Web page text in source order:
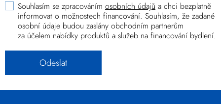
Souhlasím se zpracováním osobních údajů a chci bezplatně
informovat o možnostech financování. Souhlasím, že zadané
osobní údaje budou zaslány obchodním partnerům
za účelem nabídky produktů a služeb na financování bydlení.